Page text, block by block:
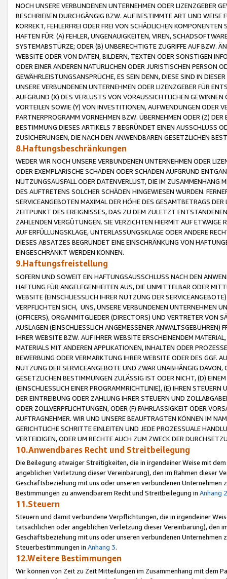
NOCH UNSERE VERBUNDENEN UNTERNEHMEN ODER LIZENZGEBER
BESCHRIEBEN DURCHGÄNGIG BZW. AUF BESTIMMTE ART UND
KORREKT, FEHLERFREI ODER FREI VON SCHÄDLICHEN
HAFTEN FÜR: (A) FEHLER, UNGENAUIGKEITEN, VIREN,
SYSTEMABSTÜRZE; ODER (B) UNBERECHTIGTE ZUGRIFFE AUF BZW.
WEBSITE ODER VON DATEN, BILDERN, TEXTEN ODER SONSTIGEN
ODER EINER ANDEREN NATÜRLICHEN ODER JURISTISCHEN PERSON
GEWÄHRLEISTUNGSANSPRÜCHE, ES SEIN DENN, DIESE SIND IN
UNSERE VERBUNDENEN UNTERNEHMEN ODER LIZENZGEBER FÜR
AUFGRUND (X) DES VERLUSTS VON VORAUSSICHTLICHEN
VORTEILEN SOWIE (Y) VON INVESTITIONEN, AUFWENDUNGEN ODER
PARTNERPROGRAMM VORNEHMEN BZW. ÜBERNEHMEN ODER (Z)
BESTIMMUNG DIESES ARTIKELS 7 BEGRÜNDET EINEN AUSSCHLUSS
ZUSICHERUNGEN, DIE NACH DEN ANWENDBAREN GESETZLICHEN
8.Haftungsbeschränkungen
WEDER WIR NOCH UNSERE VERBUNDENEN UNTERNEHMEN ODER
ODER EXEMPLARISCHE SCHÄDEN ODER SCHÄDEN AUFGRUND
NUTZUNGSAUSFALL ODER DATENVERLUST, DIE IM ZUSAMMENHANG
DES AUFTRETENS SOLCHER SCHÄDEN HINGEWIESEN WURDEN.
SERVICEANGEBOTEN MAXIMAL DER HÖHE DES GESAMTBETRAGS
ZEITPUNKT DES EREIGNISSES, DAS ZU DEM ZULETZT
ZAHLENDEN VERGÜTUNGEN. SIE VERZICHTEN HIERMIT AUF
AUF ERFÜLLUNGSKLAGE, UNTERLASSUNGSKLAGE ODER ANDERE
DIESES ABSATZES BEGRÜNDET EINE EINSCHRÄNKUNG VON
EINGESCHRÄNKT WERDEN KÖNNEN.
9.Haftungsfreistellung
SOFERN UND SOWEIT EIN HAFTUNGSAUSSCHLUSS NACH DEN
HAFTUNG FÜR ANGELEGENHEITEN AUS, DIE UNMITTELBAR ODER
WEBSITE (EINSCHLIESSLICH IHRER NUTZUNG DER
VERPFLICHTEN SICH, UNS, UNSERE VERBUNDENEN UNTERNEHMEN
(OFFICERS), ORGANMITGLIEDER (DIRECTORS) UND VERTRETER VON
AUSLAGEN (EINSCHLIESSLICH ANGEMESSENER
IHRER WEBSITE BZW. AUF IHRER WEBSITE ERSCHEINENDEM
MATERIALS MIT ANDEREN APPLIKATIONEN, INHALTEN ODER
BEWERBUNG ODER VERMARKTUNG IHRER WEBSITE ODER DES GGF.
NUTZUNG DER SERVICEANGEBOTE UND ZWAR UNABHÄNGIG
GESETZLICHEN BESTIMMUNGEN ZULÄSSIG IST ODER NICHT, (D)
(EINSCHLIESSLICH EINER PROGRAMMRICHTLINIE), (E) IHREN
DER EINTREIBUNG ODER ZAHLUNG IHRER STEUERN UND
ODER ZOLLVERPFLICHTUNGEN, ODER (F) FAHRLÄSSIGKEIT ODER
AUFTRAGNEHMER. WIR UND UNSERE BEAUFTRAGTEN KÖNNEN IM
GERICHTLICHE SCHRITTE EINLEITEN UND JEDE PROZESSUALE
VERTEIDIGEN, ODER UM RECHTE AUCH ZUM ZWECK DER
10.Anwendbares Recht und Streitbeilegung
Die Beilegung etwaiger Streitigkeiten, die in irgendeiner Weise mit
angeblichen Verletzung dieser Vereinbarung), den im Rahmen dieser
Geschäftsbeziehung mit uns oder unseren verbundenen
Bestimmungen zu anwendbarem Recht und Streitbeilegung in Anhang 2
11.Steuern
Steuern und damit verbundene Verpflichtungen, die in irgendeiner
tatsächlichen oder angeblichen Verletzung dieser Vereinbarung), den
Geschäftsbeziehung mit uns oder unseren verbundenen
Steuerbestimmungen in Anhang 3.
12.Weitere Bestimmungen
Wir können von Zeit zu Zeit Mitteilungen im Zusammenhang mit dem